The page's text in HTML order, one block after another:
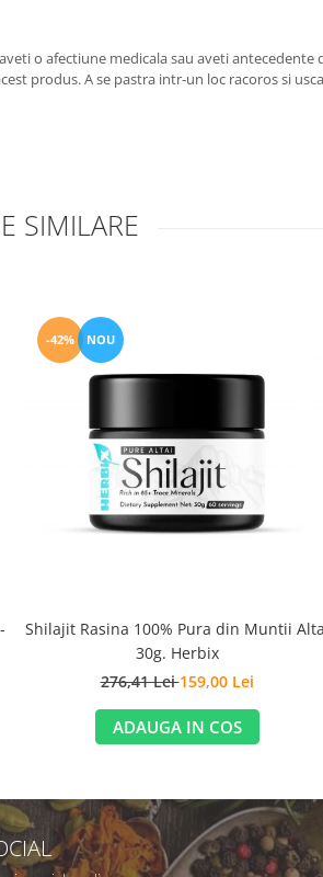
o afectiune medicala sau aveti antecedente
produs. A se pastra intr-un loc racoros si
SIMILARE
-42% NOU
Shilajit Rasina 100% Pura din Muntii
30g. Herbix
276,41 Lei159,00 Lei
ADAUGA IN COS